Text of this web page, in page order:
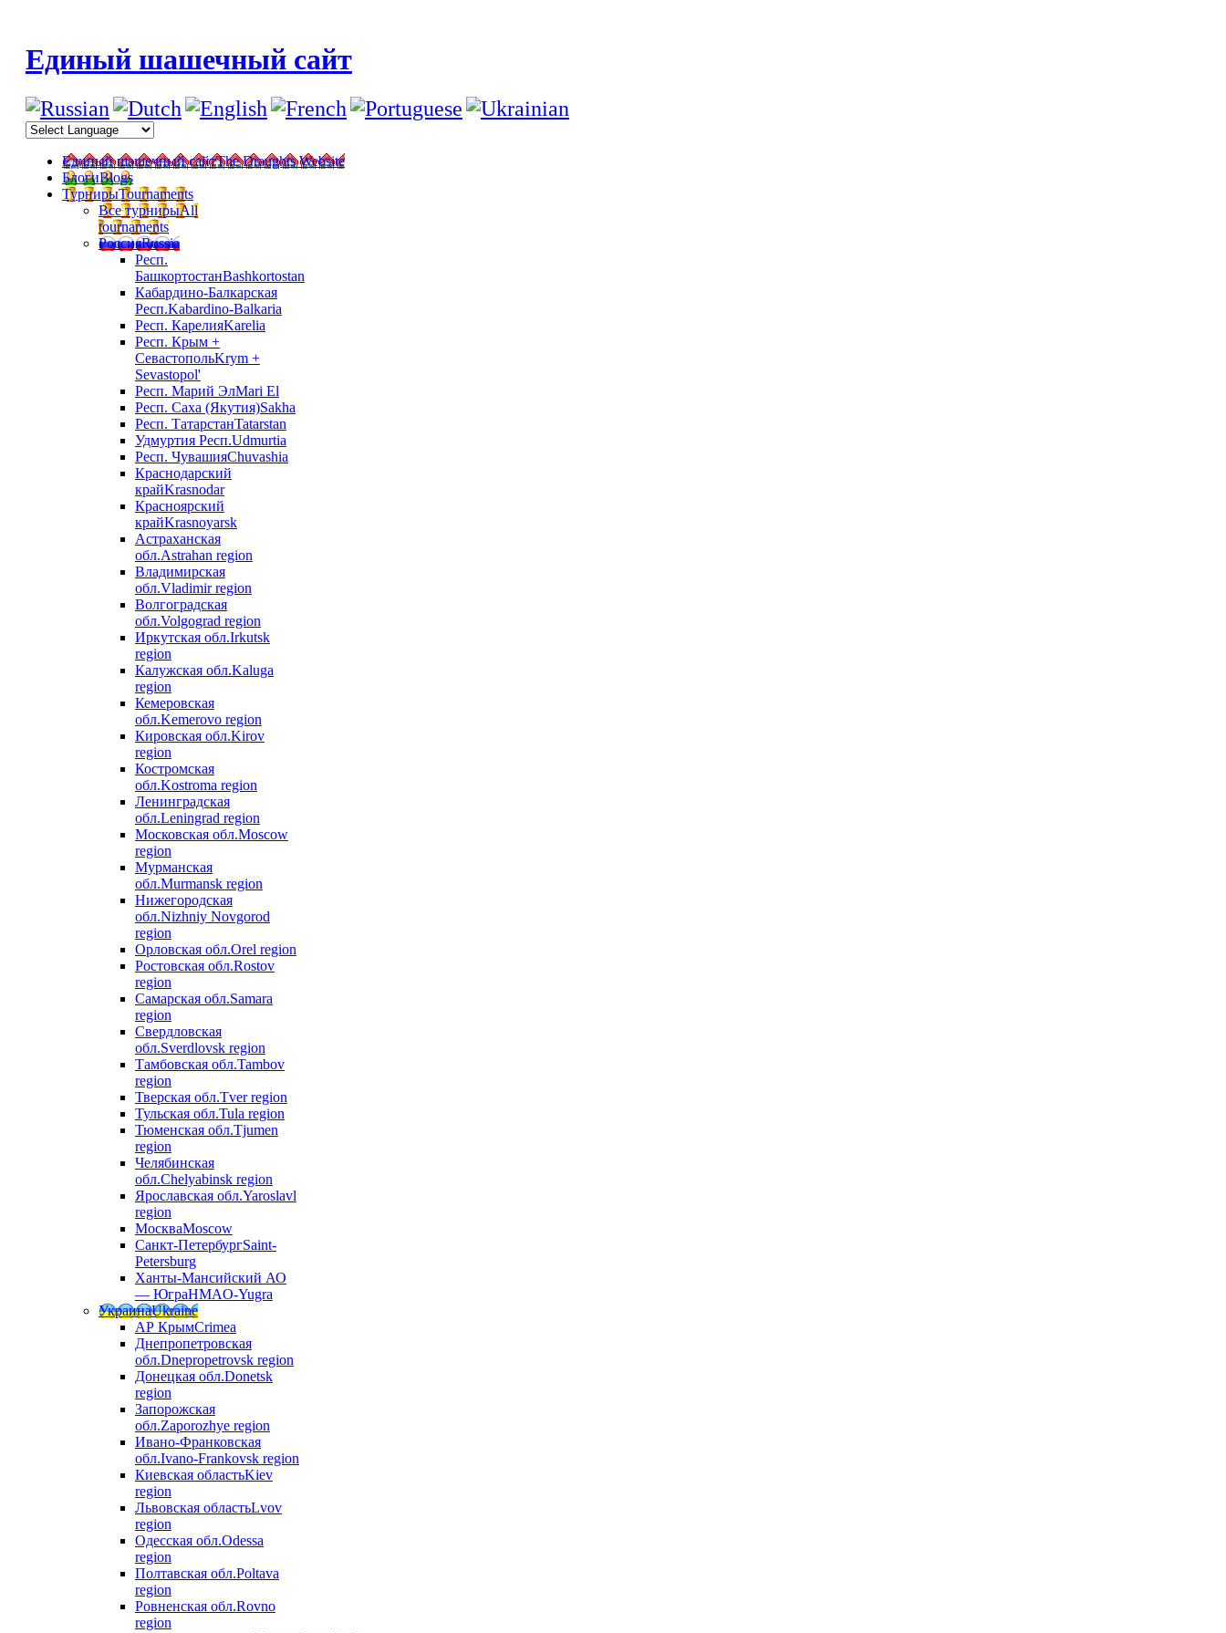
Единый шашечный сайт
Единый шашечный сайтThe Draughts Website
БлогиBlogs
ТурнирыTournaments
Все турнирыAll
tournaments
РоссияRussia
Респ.
БашкортостанBashkortostan
Кабардино-Балкарская
Респ.Kabardino-Balkaria
Респ. КарелияKarelia
Респ. Крым +
СевастопольKrym +
Sevastopol'
Респ. Марий ЭлMari El
Респ. Саха (Якутия)Sakha
Респ. ТатарстанTatarstan
Удмуртия Респ.Udmurtia
Респ. ЧувашияChuvashia
Краснодарский
крайKrasnodar
Красноярский
крайKrasnoyarsk
Астраханская
обл.Astrahan region
Владимирская
обл.Vladimir region
Волгоградская
обл.Volgograd region
Иркутская обл.Irkutsk
region
Калужская обл.Kaluga
region
Кемеровская
обл.Kemerovo region
Кировская обл.Kirov
region
Костромская
обл.Kostroma region
Ленинградская
обл.Leningrad region
Московская обл.Moscow
region
Мурманская
обл.Murmansk region
Нижегородская
обл.Nizhniy Novgorod
region
Орловская обл.Orel region
Ростовская обл.Rostov
region
Самарская обл.Samara
region
Свердловская
обл.Sverdlovsk region
Тамбовская обл.Tambov
region
Тверская обл.Tver region
Тульская обл.Tula region
Тюменская обл.Tjumen
region
Челябинская
обл.Chelyabinsk region
Ярославская обл.Yaroslavl
region
МоскваMoscow
Санкт-ПетербургSaint-
Petersburg
Ханты-Мансийский АО
— ЮграHMAO-Yugra
УкраинаUkraine
АР КрымCrimea
Днепропетровская
обл.Dnepropetrovsk region
Донецкая обл.Donetsk
region
Запорожская
обл.Zaporozhye region
Ивано-Франковская
обл.Ivano-Frankovsk region
Киевская областьKiev
region
Львовская областьLvov
region
Одесская обл.Odessa
region
Полтавская обл.Poltava
region
Ровненская обл.Rovno
region